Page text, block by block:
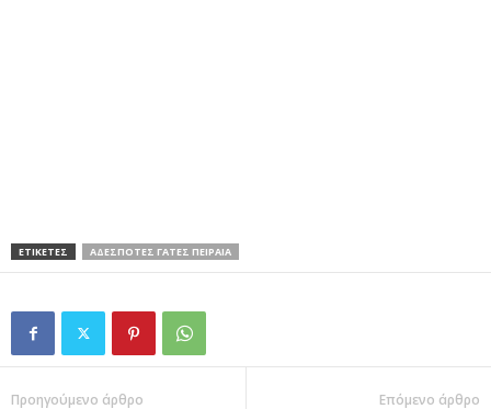
ΕΤΙΚΕΤΕΣ ΑΔΕΣΠΟΤΕΣ ΓΑΤΕΣ ΠΕΙΡΑΙΑ
Προηγούμενο άρθρο Επόμενο άρθρο